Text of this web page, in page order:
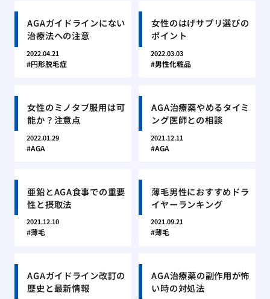
AGAガイドラインにない
治療法への注意
2022.04.21
円形脱毛症
女性のはげサプリ選びの
ポイント
2022.03.03
男性化粧品
女性のミノタブ服用は可
能か？注意点
2022.01.29
AGA
AGA治療薬やめるタイミ
ング医師との相談
2021.12.11
AGA
亜鉛とAGA食事での重要
性と摂取法
2021.12.10
薄毛
薄毛男性におすすめドラ
イヤーランキング
2021.09.21
薄毛
AGAガイドライン改訂の
歴史と最新情報
AGA治療薬の副作用が怖
い時の対処法